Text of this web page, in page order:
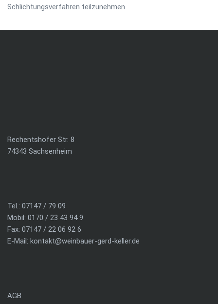
Schlichtungsverfahren teilzunehmen.
Rechentshofer Str. 8
74343 Sachsenheim
Tel.: 07147 / 79 09
Mobil: 0170 / 23 43 94 9
Fax: 07147 / 22 06 92 6
E-Mail: kontakt@weinbauer-gerd-keller.de
AGB